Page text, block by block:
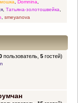
Domnina
, Татьяна-золотошвейка
, smeyanova
пользователь,5 гостей)